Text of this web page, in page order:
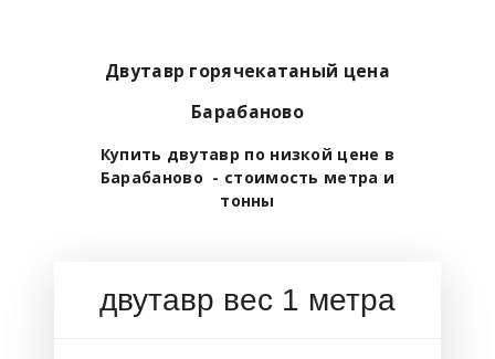
Двутавр горячекатаный цена
Барабаново
Купить двутавр по низкой цене в
Барабаново - стоимость метра и
тонны
двутавр вес 1 метра